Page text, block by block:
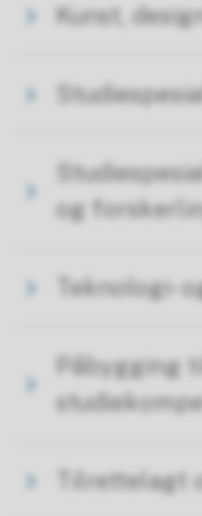
Kunst,
og
Teknologi-
Påbygging